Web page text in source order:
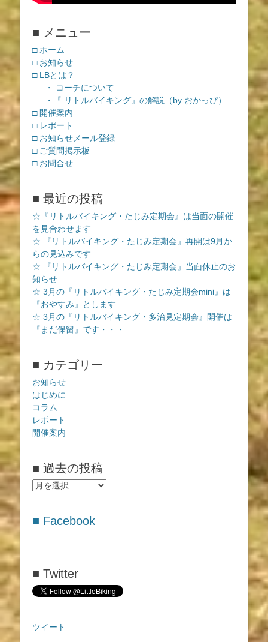
■ メニュー
□ ホーム
□ お知らせ
□ LBとは？
・ コーチについて
・『 リトルバイキング』の解説（by おかっぴ）
□ 開催案内
□ レポート
□ お知らせメール登録
□ ご質問掲示板
□ お問合せ
■ 最近の投稿
☆『リトルバイキング・たじみ定期会』は当面の開催
を見合わせます
☆ 『リトルバイキング・たじみ定期会』再開は9月か
らの見込みです
☆ 『リトルバイキング・たじみ定期会』当面休止のお
知らせ
☆ 3月の『リトルバイキング・たじみ定期会mini』は
『おやすみ』とします
☆ 3月の『リトルバイキング・多治見定期会』開催は
『まだ保留』です・・・
■ カテゴリー
お知らせ
はじめに
コラム
レポート
開催案内
■ 過去の投稿
の
■ Facebook
■ Twitter
ツイート